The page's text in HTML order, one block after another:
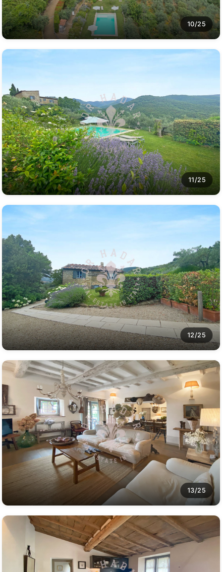
10/25
11/25
12/25
13/25